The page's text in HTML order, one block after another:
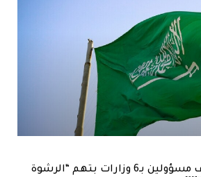
السعودية.. إيقاف مسؤولين بـ6 وزارات بتهم “الرشوة